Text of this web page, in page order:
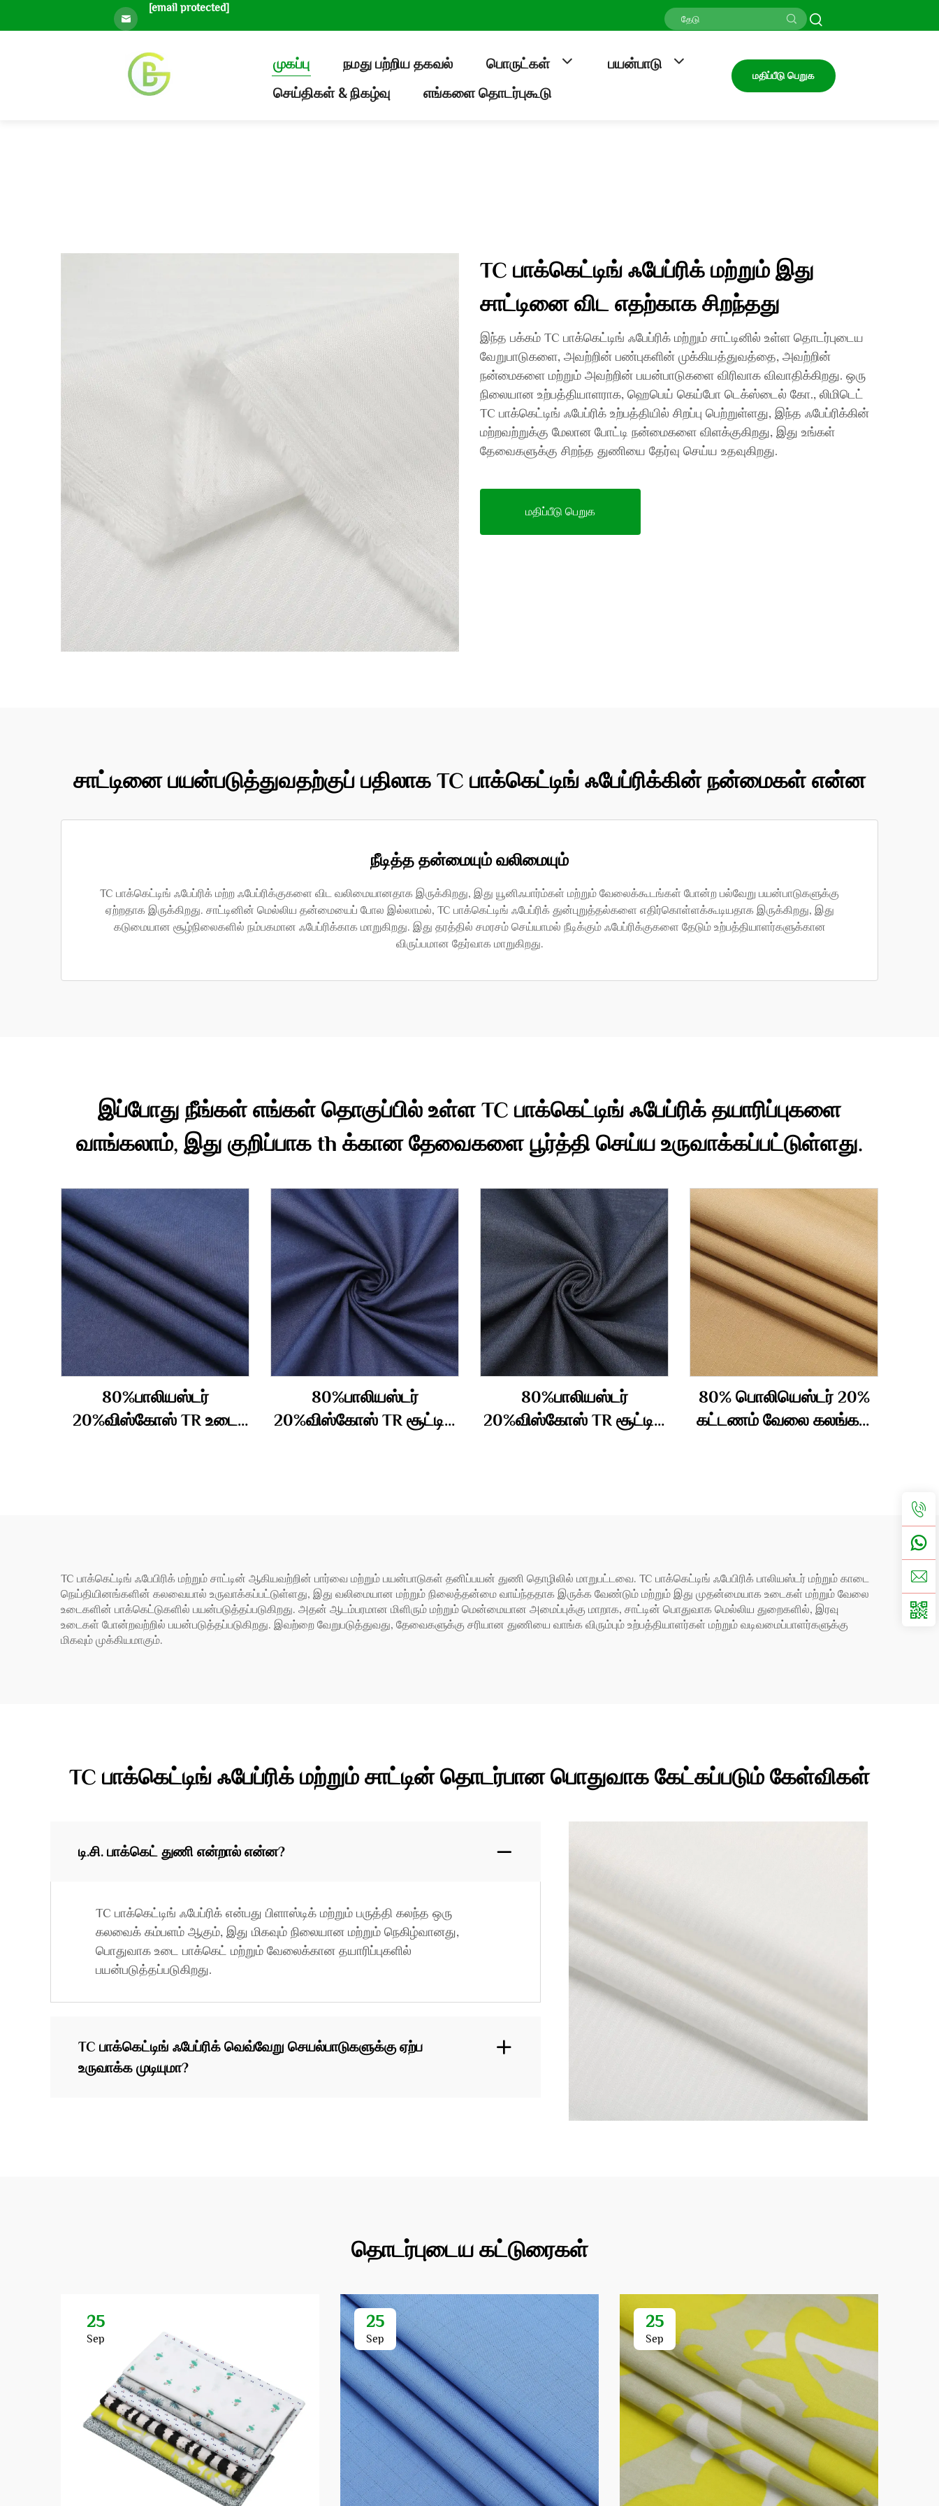
[email protected]
முகப்பு நமது பற்றிய தகவல் பொருட்கள்
பயன்பாடு
செய்திகள் & நிகழ்வு
எங்களை தொடர்புகூடு
மதிப்பீடு பெறுக
TC பாக்கெட்டிங் ஃபேப்ரிக் மற்றும் இது
சாட்டினை விட எதற்காக சிறந்தது
இந்த பக்கம் TC பாக்கெட்டிங் ஃபேப்ரிக் மற்றும் சாட்டினில் உள்ள தொடர்புடைய
வேறுபாடுகளை, அவற்றின் பண்புகளின் முக்கியத்துவத்தை, அவற்றின்
நன்மைகளை மற்றும் அவற்றின் பயன்பாடுகளை விரிவாக விவாதிக்கிறது. ஒரு
நிலையான உற்பத்தியாளராக, ஹெபெய் கெய்போ டெக்ஸ்டைல் கோ., லிமிடெட்
TC பாக்கெட்டிங் ஃபேப்ரிக் உற்பத்தியில் சிறப்பு பெற்றுள்ளது, இந்த ஃபேப்ரிக்கின்
மற்றவற்றுக்கு மேலான போட்டி நன்மைகளை விளக்குகிறது, இது உங்கள்
தேவைகளுக்கு சிறந்த துணியை தேர்வு செய்ய உதவுகிறது.
மதிப்பீடு பெறுக
சாட்டினை பயன்படுத்துவதற்குப் பதிலாக TC பாக்கெட்டிங் ஃபேப்ரிக்கின் நன்மைகள் என்ன
நீடித்த தன்மையும் வலிமையும்
TC பாக்கெட்டிங் ஃபேப்ரிக் மற்ற ஃபேப்ரிக்குகளை விட வலிமையானதாக இருக்கிறது, இது யூனிஃபார்ம்கள் மற்றும் வேலைக்கூடங்கள் போன்ற பல்வேறு பயன்பாடுகளுக்கு
ஏற்றதாக இருக்கிறது. சாட்டினின் மெல்லிய தன்மையைப் போல இல்லாமல், TC பாக்கெட்டிங் ஃபேப்ரிக் துன்புறுத்தல்களை எதிர்கொள்ளக்கூடியதாக இருக்கிறது, இது
கடுமையான சூழ்நிலைகளில் நம்பகமான ஃபேப்ரிக்காக மாறுகிறது. இது தரத்தில் சமரசம் செய்யாமல் நீடிக்கும் ஃபேப்ரிக்குகளை தேடும் உற்பத்தியாளர்களுக்கான
விருப்பமான தேர்வாக மாறுகிறது.
இப்போது நீங்கள் எங்கள் தொகுப்பில் உள்ள TC பாக்கெட்டிங் ஃபேப்ரிக் தயாரிப்புகளை
வாங்கலாம், இது குறிப்பாக th க்கான தேவைகளை பூர்த்தி செய்ய உருவாக்கப்பட்டுள்ளது.
80%பாலியஸ்டர்
20%விஸ்கோஸ் TR உடை
80%பாலியஸ்டர்
20%விஸ்கோஸ் TR சூட்டிங்
80%பாலியஸ்டர்
20%விஸ்கோஸ் TR சூட்டிங்
80% பொலியெஸ்டர் 20%
கட்டணம் வேலை கலங்கள்
TC பாக்கெட்டிங் ஃபேபிரிக் மற்றும் சாட்டின் ஆகியவற்றின் பார்வை மற்றும் பயன்பாடுகள் தனிப்பயன் துணி தொழிலில் மாறுபட்டவை. TC பாக்கெட்டிங் ஃபேபிரிக் பாலியஸ்டர் மற்றும் காடை
நெய்தியினங்களின் கலவையால் உருவாக்கப்பட்டுள்ளது, இது வலிமையான மற்றும் நிலைத்தன்மை வாய்ந்ததாக இருக்க வேண்டும் மற்றும் இது முதன்மையாக உடைகள் மற்றும் வேலை
உடைகளின் பாக்கெட்டுகளில் பயன்படுத்தப்படுகிறது. அதன் ஆடம்பரமான மிளிரும் மற்றும் மென்மையான அமைப்புக்கு மாறாக, சாட்டின் பொதுவாக மெல்லிய துறைகளில், இரவு
உடைகள் போன்றவற்றில் பயன்படுத்தப்படுகிறது. இவற்றை வேறுபடுத்துவது, தேவைகளுக்கு சரியான துணியை வாங்க விரும்பும் உற்பத்தியாளர்கள் மற்றும் வடிவமைப்பாளர்களுக்கு
மிகவும் முக்கியமாகும்.
TC பாக்கெட்டிங் ஃபேப்ரிக் மற்றும் சாட்டின் தொடர்பான பொதுவாக கேட்கப்படும் கேள்விகள்
டி.சி. பாக்கெட் துணி என்றால் என்ன?
TC பாக்கெட்டிங் ஃபேப்ரிக் என்பது பிளாஸ்டிக் மற்றும் பருத்தி கலந்த ஒரு
கலவைக் கம்பளம் ஆகும், இது மிகவும் நிலையான மற்றும் நெகிழ்வானது,
பொதுவாக உடை பாக்கெட் மற்றும் வேலைக்கான தயாரிப்புகளில்
பயன்படுத்தப்படுகிறது.
TC பாக்கெட்டிங் ஃபேப்ரிக் வெவ்வேறு செயல்பாடுகளுக்கு ஏற்ப
உருவாக்க முடியுமா?
தொடர்புடைய கட்டுரைகள்
25
Sep
25
Sep
25
Sep